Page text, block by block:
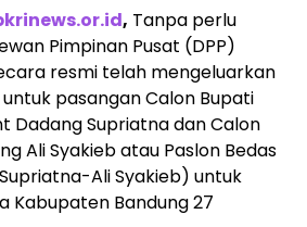
, Tanpa perlu
Pimpinan Pusat (DPP)
resmi telah mengeluarkan
pasangan Calon Bupati
Dadang Supriatna dan Calon
Ali Syakieb atau Paslon Bedas
Ali Syakieb) untuk
Kabupaten Bandung 27